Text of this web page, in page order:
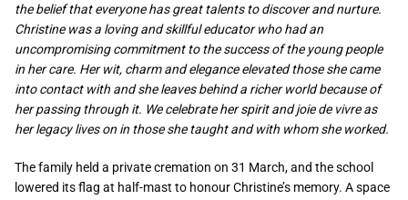
the belief that everyone has great talents to discover and nurture.
Christine was a loving and skillful educator who had an
uncompromising commitment to the success of the young people
in her care. Her wit, charm and elegance elevated those she came
into contact with and she leaves behind a richer world because of
her passing through it. We celebrate her spirit and joie de vivre as
her legacy lives on in those she taught and with whom she worked.
The family held a private cremation on 31 March, and the school
lowered its flag at half-mast to honour Christine’s memory. A space